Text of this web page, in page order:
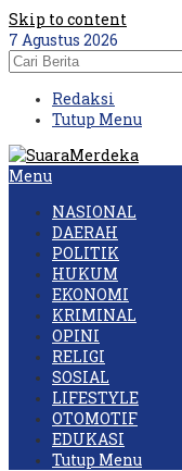
Skip to content
7 Agustus 2026
Redaksi
Tutup Menu
Menu
NASIONAL
DAERAH
POLITIK
HUKUM
EKONOMI
KRIMINAL
OPINI
RELIGI
SOSIAL
LIFESTYLE
OTOMOTIF
EDUKASI
Tutup Menu